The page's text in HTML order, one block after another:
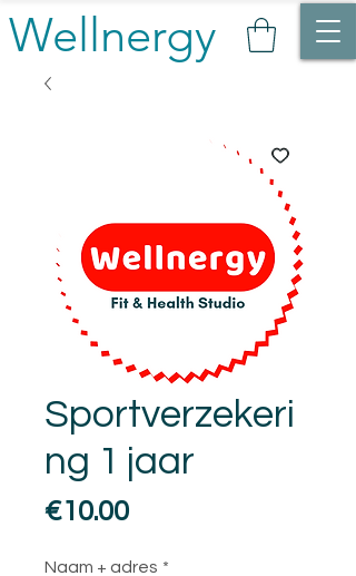
Wellnergy
Sportverzekeri
ng 1 jaar
€10.00Price
Naam + adres *